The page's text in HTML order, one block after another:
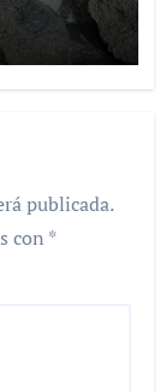
publicada.
con *